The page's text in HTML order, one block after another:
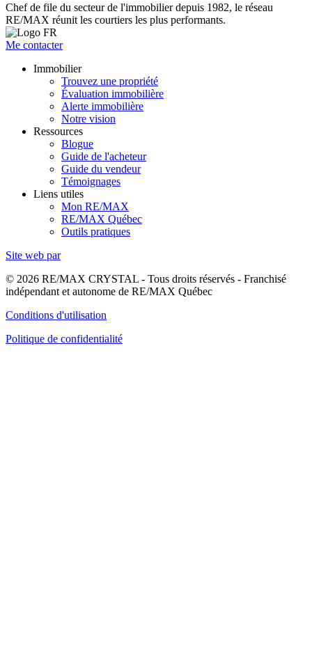
Chef de file du secteur de l'immobilier depuis 1982, le réseau
RE/MAX réunit les courtiers les plus performants.
Me contacter
Immobilier
Trouvez une propriété
Évaluation immobilière
Alerte immobilière
Notre vision
Ressources
Blogue
Guide de l'acheteur
Guide du vendeur
Témoignages
Liens utiles
Mon RE/MAX
RE/MAX Québec
Outils pratiques
Site web par
© 2026 RE/MAX CRYSTAL - Tous droits réservés - Franchisé
indépendant et autonome de RE/MAX Québec
Conditions d'utilisation
Politique de confidentialité